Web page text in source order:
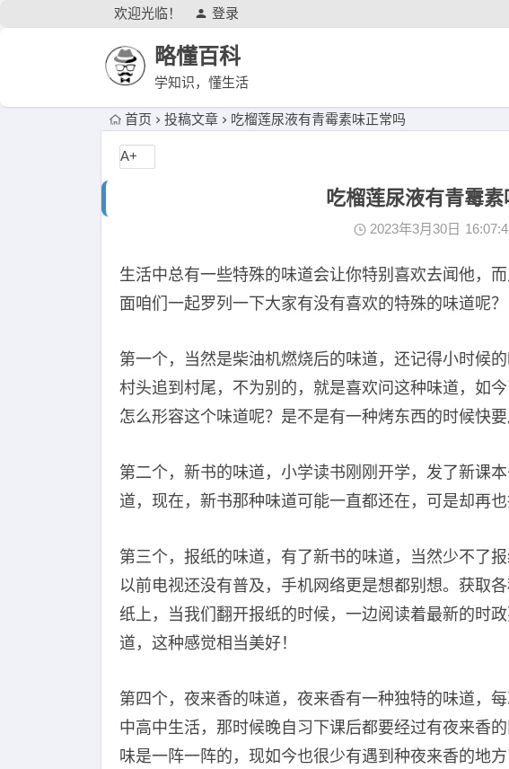
欢迎光临！ 登录
略懂百科
学知识，懂生活
首页 投稿文章 吃榴莲尿液有青霉素味正常吗
吃榴莲尿液有青霉
2023年3月30日
生活中总有一些特殊的味道会让你特别喜欢去闻他，
面咱们一起罗列一下大家有没有喜欢的特殊的味道呢？
第一个，当然是柴油机燃烧后的味道，还记得小时候
村头追到村尾，不为别的，就是喜欢问这种味道，如
怎么形容这个味道呢？是不是有一种烤东西的时候快
第二个，新书的味道，小学读书刚刚开学，发了新课
道，现在，新书那种味道可能一直都还在，可是却再也
第三个，报纸的味道，有了新书的味道，当然少不了
以前电视还没有普及，手机网络更是想都别想。获取
纸上，当我们翻开报纸的时候，一边阅读着最新的时
道，这种感觉相当美好！
第四个，夜来香的味道，夜来香有一种独特的味道，
中高中生活，那时候晚自习下课后都要经过有夜来香
味是一阵一阵的，现如今也很少有遇到种夜来香的地
A+